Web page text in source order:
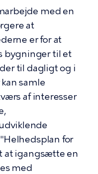
med en
at
er for at
bygninger til et
til dagligt og i
samle
af interesser
for
at igangsætte en
med